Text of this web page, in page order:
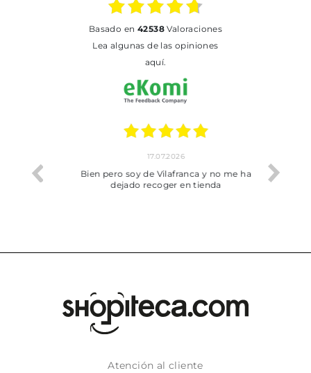
basado en 42538Valoraciones
Lea algunas de las opiniones
aquí.
trobat
17.07.2026
Bien pero soy de Vilafranca y no me ha
dejado recoger en tienda
Atención al cliente